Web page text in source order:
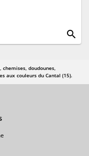
search
chemises, doudounes,
aux couleurs du Cantal (15).